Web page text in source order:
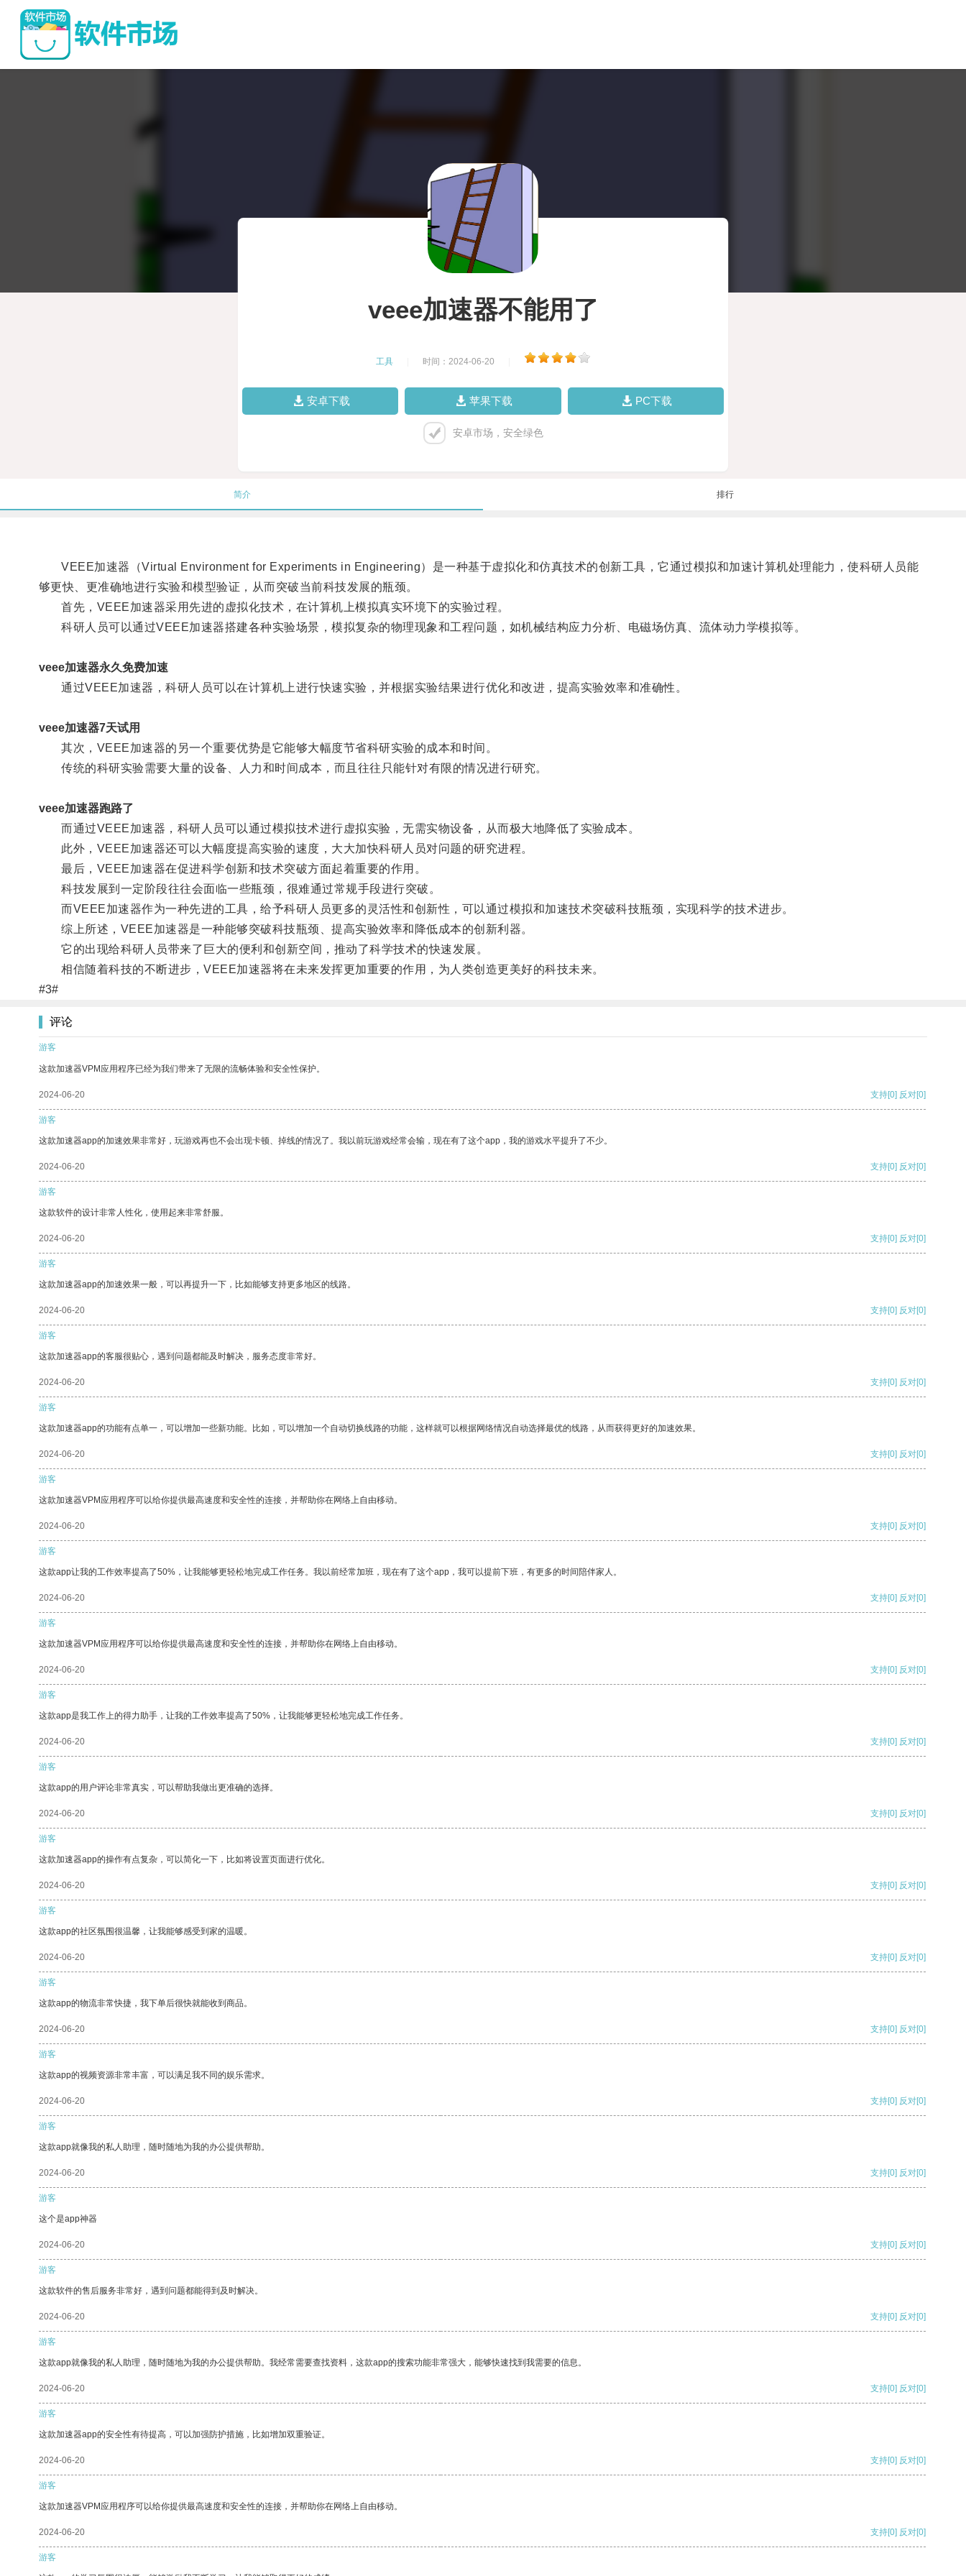
veee加速器不能用了
工具 时间：2024-06-20
安卓下载 苹果下载 PC下载
安卓市场，安全绿色
简介 排行
VEEE加速器（Virtual Environment for Experiments in Engineering）是一种基于虚拟化和仿真技术的创新工具，它通过模拟和加速计算机处理能力，使科研人员能
够更快、更准确地进行实验和模型验证，从而突破当前科技发展的瓶颈。
首先，VEEE加速器采用先进的虚拟化技术，在计算机上模拟真实环境下的实验过程。
科研人员可以通过VEEE加速器搭建各种实验场景，模拟复杂的物理现象和工程问题，如机械结构应力分析、电磁场仿真、流体动力学模拟等。
veee加速器永久免费加速
通过VEEE加速器，科研人员可以在计算机上进行快速实验，并根据实验结果进行优化和改进，提高实验效率和准确性。
veee加速器7天试用
其次，VEEE加速器的另一个重要优势是它能够大幅度节省科研实验的成本和时间。
传统的科研实验需要大量的设备、人力和时间成本，而且往往只能针对有限的情况进行研究。
veee加速器跑路了
而通过VEEE加速器，科研人员可以通过模拟技术进行虚拟实验，无需实物设备，从而极大地降低了实验成本。
此外，VEEE加速器还可以大幅度提高实验的速度，大大加快科研人员对问题的研究进程。
最后，VEEE加速器在促进科学创新和技术突破方面起着重要的作用。
科技发展到一定阶段往往会面临一些瓶颈，很难通过常规手段进行突破。
而VEEE加速器作为一种先进的工具，给予科研人员更多的灵活性和创新性，可以通过模拟和加速技术突破科技瓶颈，实现科学的技术进步。
综上所述，VEEE加速器是一种能够突破科技瓶颈、提高实验效率和降低成本的创新利器。
它的出现给科研人员带来了巨大的便利和创新空间，推动了科学技术的快速发展。
相信随着科技的不断进步，VEEE加速器将在未来发挥更加重要的作用，为人类创造更美好的科技未来。
#3#
评论
游客
这款加速器VPM应用程序已经为我们带来了无限的流畅体验和安全性保护。
2024-06-20 支持[0] 反对[0]
游客
这款加速器app的加速效果非常好，玩游戏再也不会出现卡顿、掉线的情况了。我以前玩游戏经常会输，现在有了这个app，我的游戏水平提升了不少。
2024-06-20 支持[0] 反对[0]
游客
这款软件的设计非常人性化，使用起来非常舒服。
2024-06-20 支持[0] 反对[0]
游客
这款加速器app的加速效果一般，可以再提升一下，比如能够支持更多地区的线路。
2024-06-20 支持[0] 反对[0]
游客
这款加速器app的客服很贴心，遇到问题都能及时解决，服务态度非常好。
2024-06-20 支持[0] 反对[0]
游客
这款加速器app的功能有点单一，可以增加一些新功能。比如，可以增加一个自动切换线路的功能，这样就可以根据网络情况自动选择最优的线路，从而获得更好的加速效果。
2024-06-20 支持[0] 反对[0]
游客
这款加速器VPM应用程序可以给你提供最高速度和安全性的连接，并帮助你在网络上自由移动。
2024-06-20 支持[0] 反对[0]
游客
这款app让我的工作效率提高了50%，让我能够更轻松地完成工作任务。我以前经常加班，现在有了这个app，我可以提前下班，有更多的时间陪伴家人。
2024-06-20 支持[0] 反对[0]
游客
这款加速器VPM应用程序可以给你提供最高速度和安全性的连接，并帮助你在网络上自由移动。
2024-06-20 支持[0] 反对[0]
游客
这款app是我工作上的得力助手，让我的工作效率提高了50%，让我能够更轻松地完成工作任务。
2024-06-20 支持[0] 反对[0]
游客
这款app的用户评论非常真实，可以帮助我做出更准确的选择。
2024-06-20 支持[0] 反对[0]
游客
这款加速器app的操作有点复杂，可以简化一下，比如将设置页面进行优化。
2024-06-20 支持[0] 反对[0]
游客
这款app的社区氛围很温馨，让我能够感受到家的温暖。
2024-06-20 支持[0] 反对[0]
游客
这款app的物流非常快捷，我下单后很快就能收到商品。
2024-06-20 支持[0] 反对[0]
游客
这款app的视频资源非常丰富，可以满足我不同的娱乐需求。
2024-06-20 支持[0] 反对[0]
游客
这款app就像我的私人助理，随时随地为我的办公提供帮助。
2024-06-20 支持[0] 反对[0]
游客
这个是app神器
2024-06-20 支持[0] 反对[0]
游客
这款软件的售后服务非常好，遇到问题都能得到及时解决。
2024-06-20 支持[0] 反对[0]
游客
这款app就像我的私人助理，随时随地为我的办公提供帮助。我经常需要查找资料，这款app的搜索功能非常强大，能够快速找到我需要的信息。
2024-06-20 支持[0] 反对[0]
游客
这款加速器app的安全性有待提高，可以加强防护措施，比如增加双重验证。
2024-06-20 支持[0] 反对[0]
游客
这款加速器VPM应用程序可以给你提供最高速度和安全性的连接，并帮助你在网络上自由移动。
2024-06-20 支持[0] 反对[0]
游客